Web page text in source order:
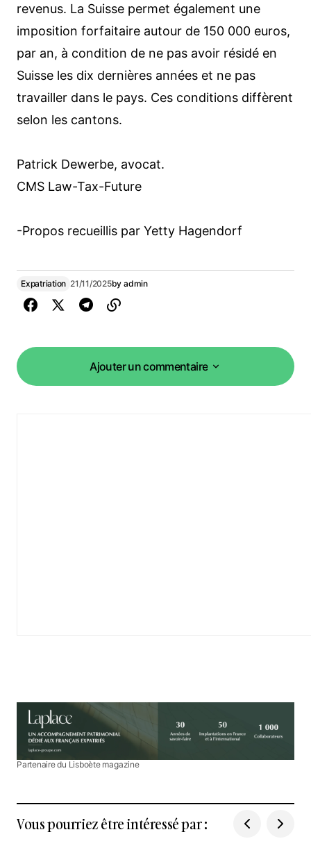
revenus. La Suisse permet également une
imposition forfaitaire autour de 150 000 euros,
par an, à condition de ne pas avoir résidé en
Suisse les dix dernières années et ne pas
travailler dans le pays. Ces conditions diffèrent
selon les cantons.
Patrick Dewerbe, avocat.
CMS Law-Tax-Future
-Propos recueillis par Yetty Hagendorf
Expatriation 21/11/2025by admin
Ajouter un commentaire
Ajouter un commentaire
Partenaire du Lisboète magazine
Vous pourriez être intéressé par :